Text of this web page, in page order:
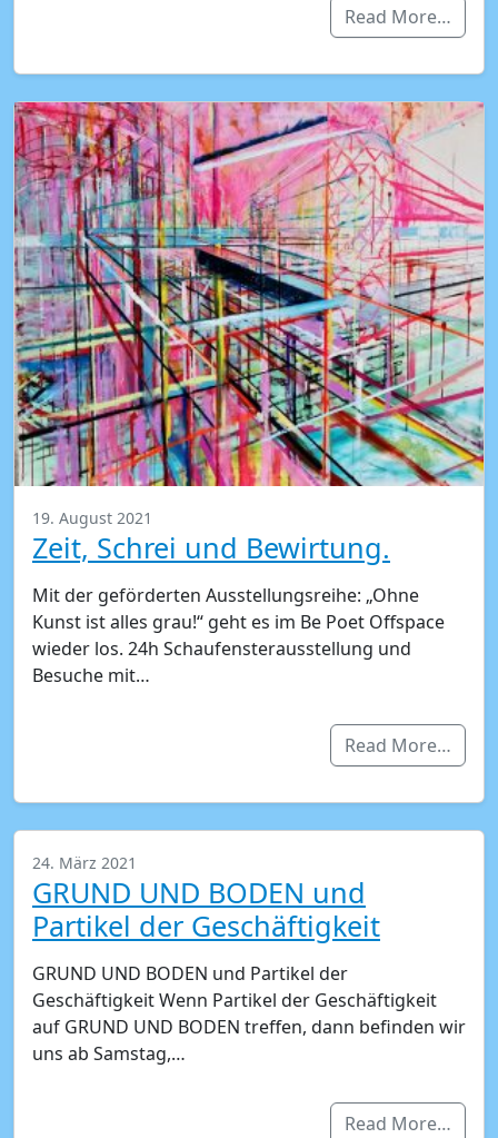
Read More…
19. August 2021
Zeit, Schrei und Bewirtung.
Mit der geförderten Ausstellungsreihe: „Ohne
Kunst ist alles grau!“ geht es im Be Poet Offspace
wieder los. 24h Schaufensterausstellung und
Besuche mit…
Read More…
24. März 2021
GRUND UND BODEN und
Partikel der Geschäftigkeit
GRUND UND BODEN und Partikel der
Geschäftigkeit Wenn Partikel der Geschäftigkeit
auf GRUND UND BODEN treffen, dann befinden wir
uns ab Samstag,…
Read More…